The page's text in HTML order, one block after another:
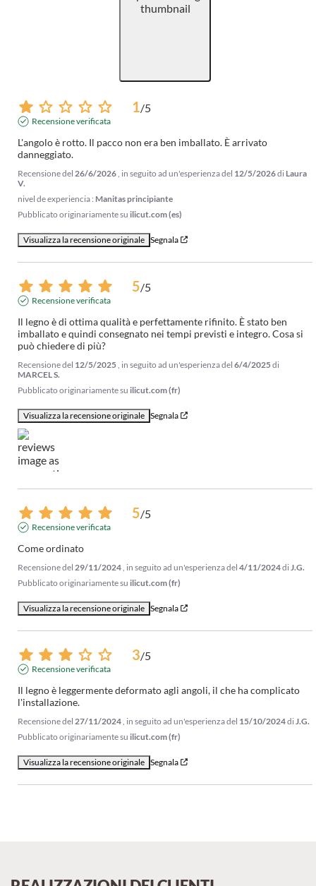
1 /5
Recensione verificata
L'angolo è rotto. Il pacco non era ben imballato. È arrivato
danneggiato.
Recensione del 26/6/2026 , in seguito ad un'esperienza del 12/5/2026di Laura
V.
nivel de experiencia : Manitas principiante
Pubblicato originariamente su ilicut.com (es)
Visualizza la recensione originale Segnala
5/5
Recensione verificata
Il legno è di ottima qualità e perfettamente rifinito. È stato ben
imballato e quindi consegnato nei tempi previsti e integro. Cosa si
può chiedere di più?
Recensione del 12/5/2025 , in seguito ad un'esperienza del 6/4/2025di
MARCEL S.
Pubblicato originariamente su ilicut.com (fr)
Visualizza la recensione originale Segnala
5/5
Recensione verificata
Come ordinato
Recensione del 29/11/2024 , in seguito ad un'esperienza del 4/11/2024di J.G.
Pubblicato originariamente su ilicut.com (fr)
Visualizza la recensione originale Segnala
3/5
Recensione verificata
Il legno è leggermente deformato agli angoli, il che ha complicato
l'installazione.
Recensione del 27/11/2024 , in seguito ad un'esperienza del 15/10/2024di J.G.
Pubblicato originariamente su ilicut.com (fr)
Visualizza la recensione originale Segnala